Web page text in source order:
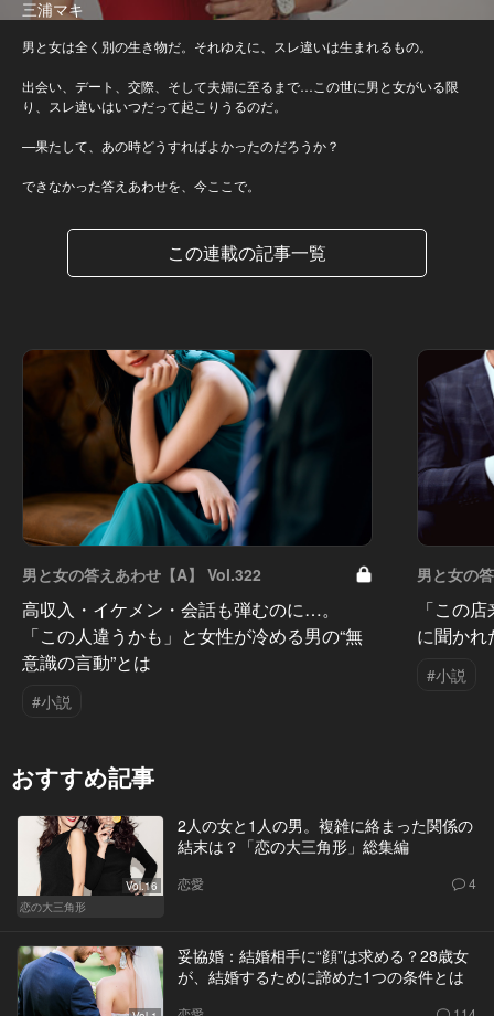
三浦マキ
男と女は全く別の生き物だ。それゆえに、スレ違いは生まれるもの。
出会い、デート、交際、そして夫婦に至るまで…この世に男と女がいる限
り、スレ違いはいつだって起こりうるのだ。
—果たして、あの時どうすればよかったのだろうか？
できなかった答えあわせを、今ここで。
この連載の記事一覧
男と女の答えあわせ【A】 Vol.322
高収入・イケメン・会話も弾むのに…。
「この人違うかも」と女性が冷める男の“無
意識の言動”とは
#小説
男と女の
「この
に聞か
#小説
おすすめ記事
Vol.16
恋の大三角形
2人の女と1人の男。複雑に絡まった関係の
結末は？「恋の大三角形」総集編
恋愛 4
妥協婚：結婚相手に“顔”は求める？28歳女
が、結婚するために諦めた1つの条件とは